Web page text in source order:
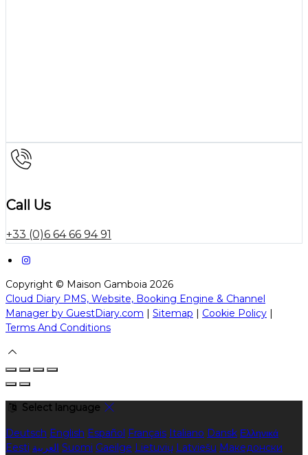
Call Us
+33 (0)6 64 66 94 91
Copyright © Maison Gamboia 2026
Cloud Diary PMS, Website, Booking Engine & Channel
Manager by GuestDiary.com | Sitemap | Cookie Policy |
Terms And Conditions
Select language
Deutsch English Español Français Italiano Dansk Ελληνικά
Eesti العربية Suomi Gaeilge Lietuvių Latviešu Македонски